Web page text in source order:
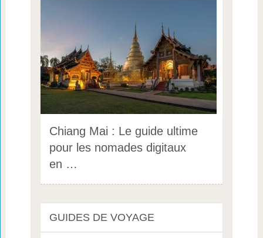
Chiang Mai : Le guide ultime
pour les nomades digitaux
en …
GUIDES DE VOYAGE